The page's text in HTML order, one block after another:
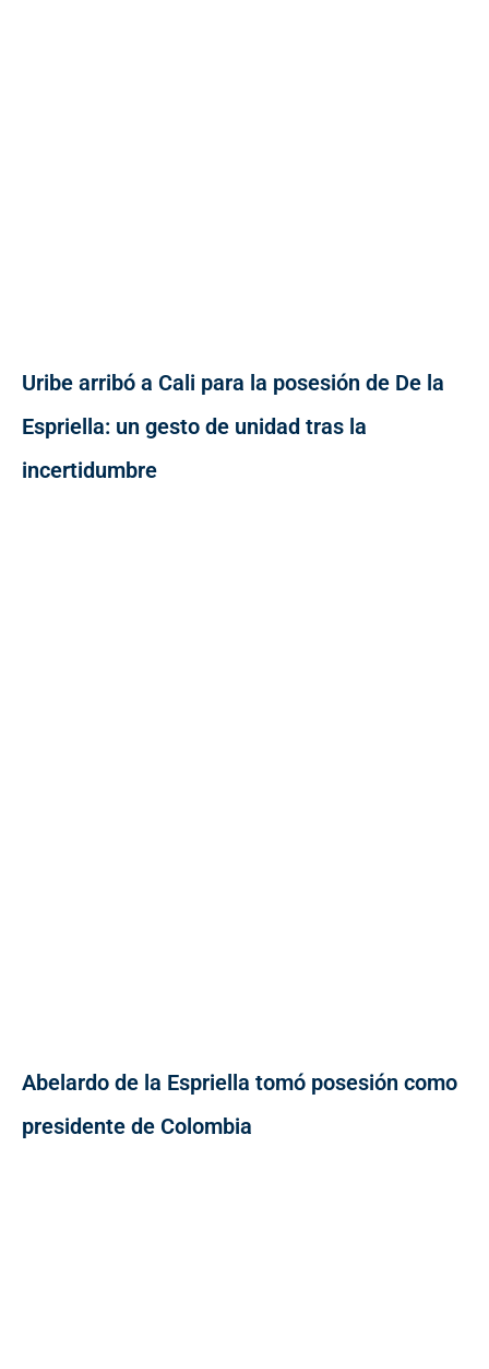
Uribe arribó a Cali para la posesión de De la
Espriella: un gesto de unidad tras la
incertidumbre
Abelardo de la Espriella tomó posesión como
presidente de Colombia